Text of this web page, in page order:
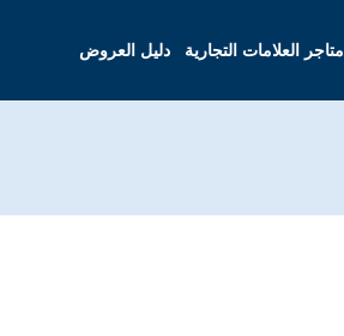
متاجر العلامات التجارية دليل العروض